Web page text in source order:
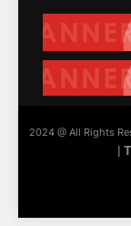
2024 @ All Rights
|